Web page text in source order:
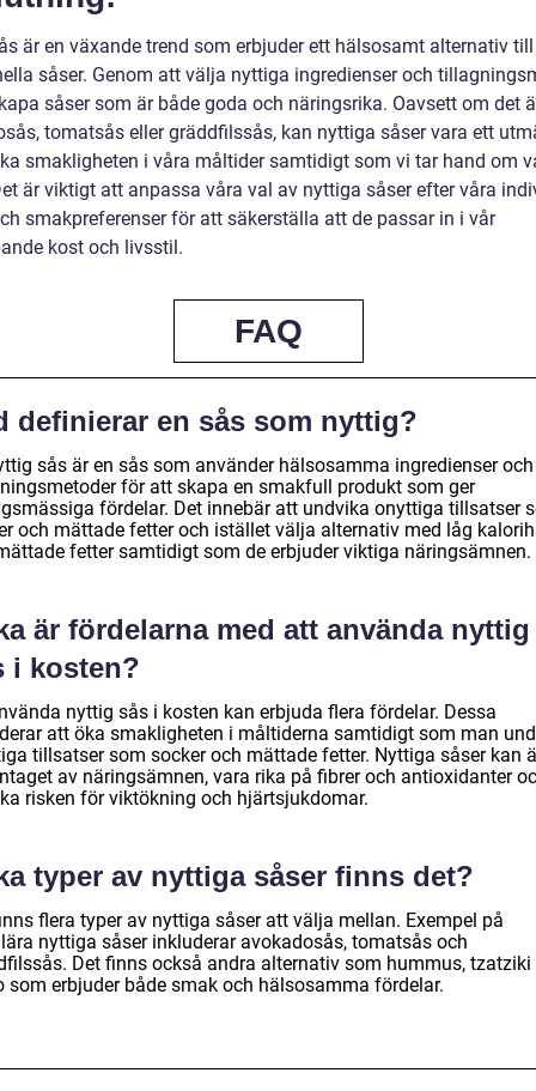
är en växande trend som erbjuder ett hälsosamt alternativ till
såser. Genom att välja nyttiga ingredienser och
såser som är både goda och näringsrika. Oavsett om det
tomatsås eller gräddfilssås, kan nyttiga såser vara ett
smakligheten i våra måltider samtidigt som vi tar hand om
är viktigt att anpassa våra val av nyttiga såser efter våra
smakpreferenser för att säkerställa att de passar in i vår
kost och livsstil.
FAQ
definierar en sås som nyttig?
sås är en sås som använder hälsosamma ingredienser och
för att skapa en smakfull produkt som ger
fördelar. Det innebär att undvika onyttiga tillsatser
och mättade fetter och istället välja alternativ med låg
fetter samtidigt som de erbjuder viktiga näringsämnen.
är fördelarna med att använda nyttig
i kosten?
nyttig sås i kosten kan erbjuda flera fördelar. Dessa
att öka smakligheten i måltiderna samtidigt som man
tillsatser som socker och mättade fetter. Nyttiga såser kan
av näringsämnen, vara rika på fibrer och antioxidanter
risken för viktökning och hjärtsjukdomar.
typer av nyttiga såser finns det?
flera typer av nyttiga såser att välja mellan. Exempel på
nyttiga såser inkluderar avokadosås, tomatsås och
Det finns också andra alternativ som hummus, tzatziki
som erbjuder både smak och hälsosamma fördelar.